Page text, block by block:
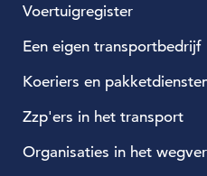
Voertuigregister
Een eigen transportbedrijf
Koeriers en
Zzp'ers in het transport
Organisaties in het